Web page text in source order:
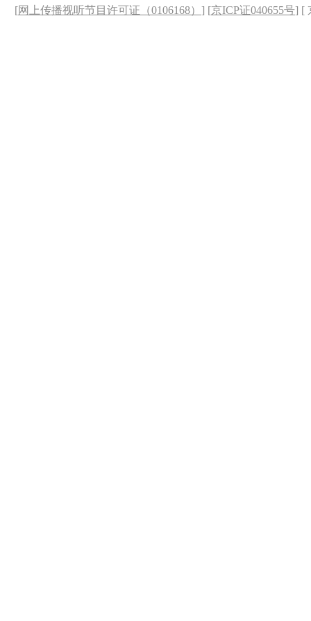
[网上传播视听节目许可证（0106168） ] [京ICP证040655号] [